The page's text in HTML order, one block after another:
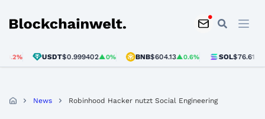
Blockchainwelt
USDT$0.999402▲0% BNB$604.13▲0.6% SOL$76.61▲0.7%
News Robinhood Hacker nutzt Social Engineering